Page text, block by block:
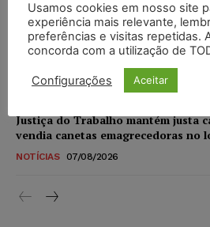
STF amplia isenção de IBS e CBS
novos para pessoas com
DIREITO TRIBUTÁRIO 07/08/2026
Justiça do Trabalho mantém justa
vendia canetas emagrecedoras no
NOTÍCIAS 07/08/2026
Usamos cookies em nosso site
experiência mais relevante,
preferências e visitas repetidas.
concorda com a utilização de
Configurações Aceitar